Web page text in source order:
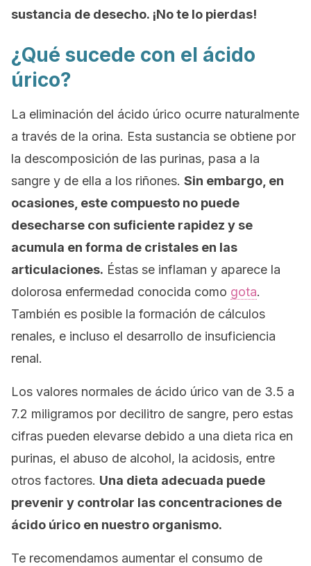
sustancia de desecho. ¡No te lo pierdas!
¿Qué sucede con el ácido
úrico?
La eliminación del ácido úrico ocurre naturalmente
a través de la orina. Esta sustancia se obtiene por
la descomposición de las purinas, pasa a la
sangre y de ella a los riñones. Sin embargo, en
ocasiones, este compuesto no puede
desecharse con suficiente rapidez y se
acumula en forma de cristales en las
articulaciones. Éstas se inflaman y aparece la
dolorosa enfermedad conocida como gota.
También es posible la formación de cálculos
renales, e incluso el desarrollo de insuficiencia
renal.
Los valores normales de ácido úrico van de 3.5 a
7.2 miligramos por decilitro de sangre, pero estas
cifras pueden elevarse debido a una dieta rica en
purinas, el abuso de alcohol, la acidosis, entre
otros factores. Una dieta adecuada puede
prevenir y controlar las concentraciones de
ácido úrico en nuestro organismo.
Te recomendamos aumentar el consumo de